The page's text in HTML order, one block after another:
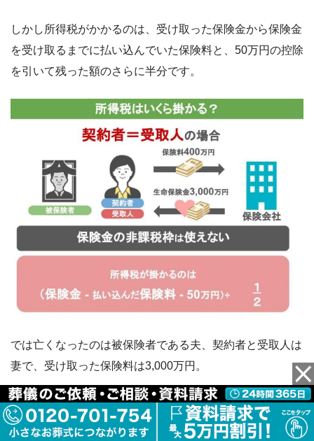
しかし所得税がかかるのは、受け取った保険金から保険金
を受け取るまでに払い込んでいた保険料と、50万円の控除
を引いて残った額のさらに半分です。
では亡くなったのは被保険者である夫、契約者と受取人は
妻で、受け取った保険料は3,000万円。
今まで妻が払い込んできた保険料が400万円だったとして
計算してみましょう。